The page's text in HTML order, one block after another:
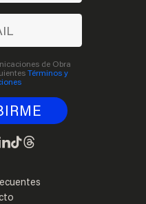
de Obra
Términos y